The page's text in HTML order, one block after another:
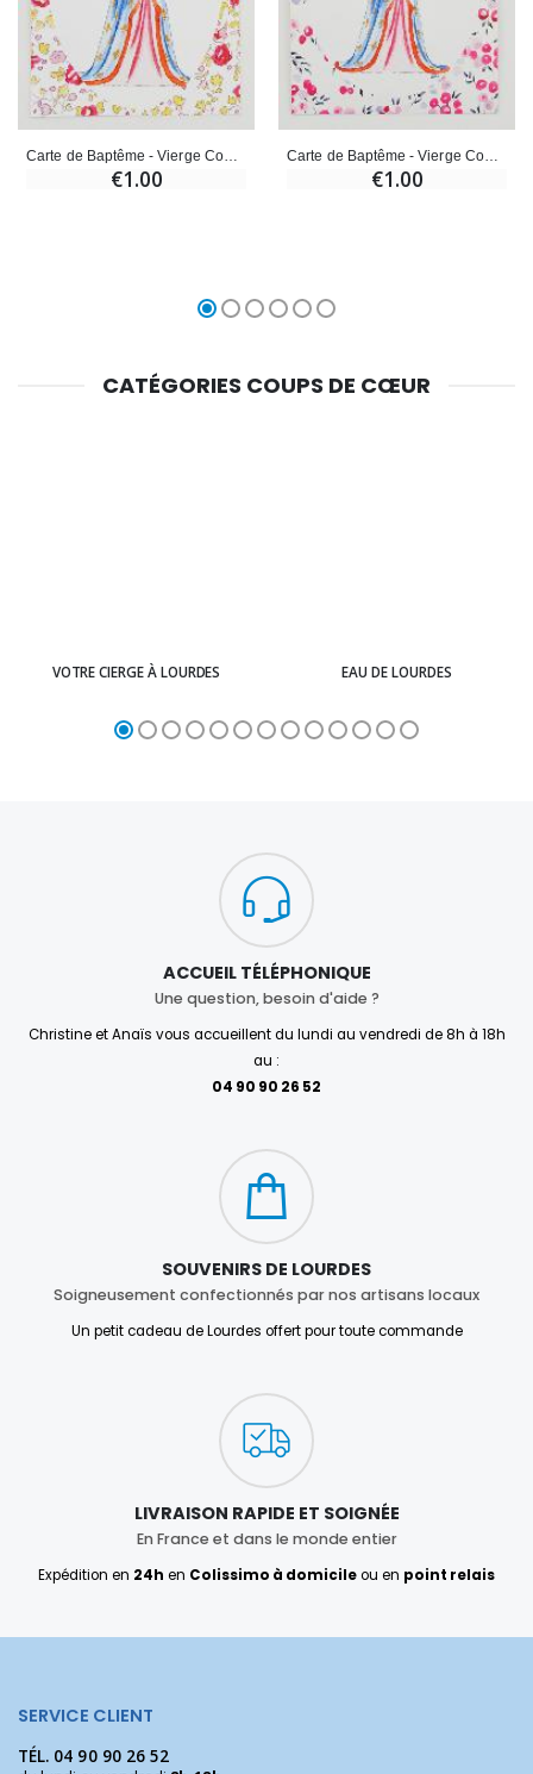
Carte de Baptême - Vierge Couronnée au Lys - Rose
€1.00
Carte de Baptême - Vierge Couronnée au Lys - Fuchsia
€1.00
CATÉGORIES COUPS DE CŒUR
VOTRE CIERGE À LOURDES EAU DE LOURDES
ACCUEIL TÉLÉPHONIQUE
Une question, besoin d'aide ?
Christine et Anaïs vous accueillent du lundi au vendredi de 8h à 18h
au :
04 90 90 26 52
SOUVENIRS DE LOURDES
Soigneusement confectionnés par nos artisans locaux
Un petit cadeau de Lourdes offert pour toute commande
LIVRAISON RAPIDE ET SOIGNÉE
En France et dans le monde entier
Expédition en 24h en Colissimo à domicileou en point relais
SERVICE CLIENT
TÉL. 04 90 90 26 52